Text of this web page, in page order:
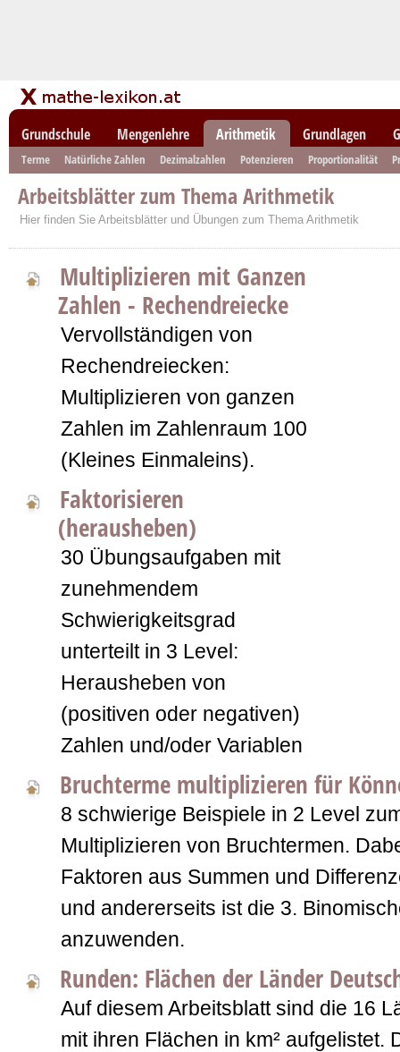
Grundschule Mengenlehre Arithmetik Grundlagen
Terme Natürliche Zahlen Dezimalzahlen Potenzieren Proportionalität
Arbeitsblätter zum Thema Arithmetik
Hier finden Sie Arbeitsblätter und Übungen zum Thema Arithmetik
Multiplizieren mit Ganzen
Zahlen - Rechendreiecke
Vervollständigen von
Rechendreiecken:
Multiplizieren von ganzen
Zahlen im Zahlenraum 100
(Kleines Einmaleins).
Faktorisieren
(herausheben)
30 Übungsaufgaben mit
zunehmendem
Schwierigkeitsgrad
unterteilt in 3 Level:
Herausheben von
(positiven oder negativen)
Zahlen und/oder Variablen
Bruchterme multiplizieren für
8 schwierige Beispiele in 2 Level
Multiplizieren von Bruchtermen.
Faktoren aus Summen und
und andererseits ist die 3.
anzuwenden.
Runden: Flächen der Länder
Auf diesem Arbeitsblatt sind die 16
mit ihren Flächen in km² aufgelistet.